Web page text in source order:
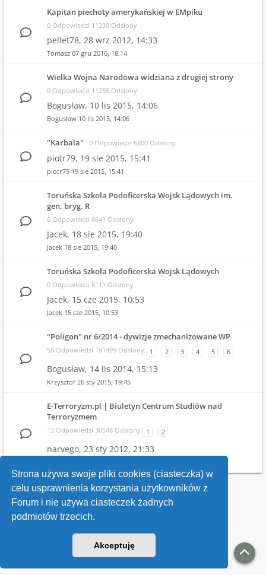
Strona używa swoje pliki cookies (ciasteczka) w
celu usprawnienia korzystania użytkowników z
Forum i nie używa ciasteczek żadnych
podmiotów trzecich.
Akceptuję
Kapitan piechoty amerykańskiej w EMpiku
0 Odpowiedzi 11230 Odsłony
pellet78, 28 wrz 2012, 14:33
Tomasz 07 gru 2016, 18:14
Wielka Wojna Narodowa widziana z drugiej strony
0 Odpowiedzi 11255 Odsłony
Bogusław, 10 lis 2015, 14:06
Bogusław 10 lis 2015, 14:06
"Karbala" 0 Odpowiedzi 6800 Odsłony
piotr79, 19 sie 2015, 15:41
piotr79 19 sie 2015, 15:41
Toruńska Szkoła Podoficerska Wojsk Lądowych im.
gen. bryg. R
0 Odpowiedzi 6641 Odsłony
Jacek, 18 sie 2015, 19:40
Jacek 18 sie 2015, 19:40
Toruńska Szkoła Podoficerska Wojsk Lądowych
0 Odpowiedzi 6111 Odsłony
Jacek, 15 cze 2015, 10:53
Jacek 15 cze 2015, 10:53
"Poligon" nr 6/2014 - dywizje zmechanizowane WP
55 Odpowiedzi 191499 Odsłony 1 2 3 4 5 6
Bogusław, 14 lis 2014, 15:13
Krzysztof 26 sty 2015, 19:45
E-Terroryzm.pl | Biuletyn Centrum Studiów nad
Terroryzmem
13 Odpowiedzi 30548 Odsłony 1 2
narvego, 23 sty 2012, 21:33
Wróć do wykazu forów
v118